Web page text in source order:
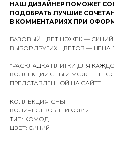
НАШ ДИЗАЙНЕР ПОМОЖЕТ
ПОДОБРАТЬ ЛУЧШИЕ
В КОММЕНТАРИЯХ ПРИ
БАЗОВЫЙ ЦВЕТ НОЖЕК — СИНИЙ
ВЫБОР ДРУГИХ ЦВЕТОВ — ЦЕНА
*РАСКЛАДКА ПЛИТКИ ДЛЯ
КОЛЛЕКЦИИ СНЫ И МОЖЕТ НЕ
ПРЕДСТАВЛЕННОЙ НА САЙТЕ.
КОЛЛЕКЦИЯ: СНЫ
КОЛИЧЕСТВО ЯЩИКОВ: 2
ТИП: КОМОД
ЦВЕТ: СИНИЙ